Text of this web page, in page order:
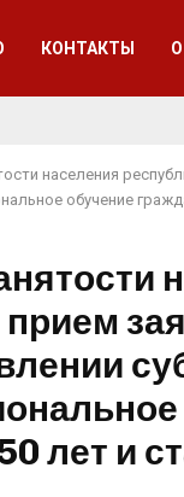
КОНТАКТЫ
населения
обучение
лет и